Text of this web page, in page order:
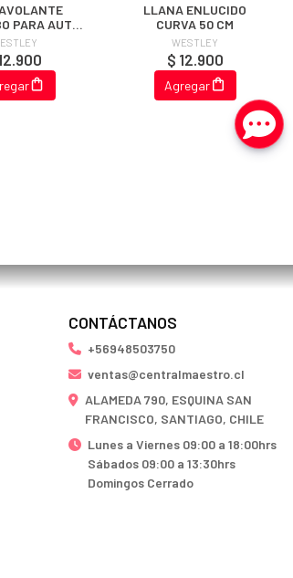
PARA AUTO
BEISBOL
LLANA ENLUCIDO
CURVA 50 CM
WESTLEY
$ 12.900
Agregar
CONTÁCTANOS
+56948503750
ventas@centralmaestro.cl
ALAMEDA 790, ESQUINA SAN
FRANCISCO, SANTIAGO, CHILE
Lunes a Viernes 09:00 a 18:00hrs
Sábados 09:00 a 13:30hrs
Domingos Cerrado